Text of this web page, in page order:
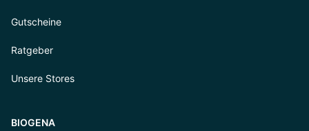
Gutscheine
Ratgeber
Unsere Stores
BIOGENA